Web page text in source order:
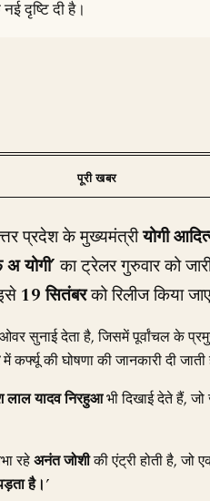
दृष्टि दी है।
प्रदेश के मुख्यमंत्रीयोगी
योगी’का ट्रेलर गुरुवार को
19 सितंबरको रिलीज किया
सुनाई देता है, जिसमें पूर्वांचल के
में कर्फ्यू की घोषणा की जानकारी दी जाती
लाल यादव निरहुआभी दिखाई देते हैं,
रहेअनंत जोशीकी एंट्री होती है, जो
है।’